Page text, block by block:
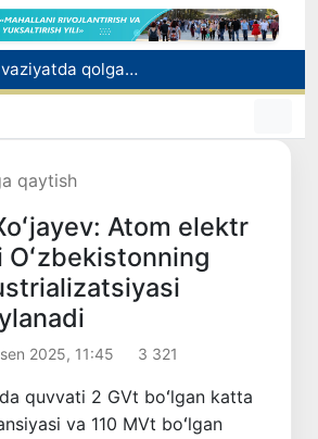
2030 yilgacha xavfli chiqindilarni qayta ishlash darajasi 20 foizga yetkaziladi
Oʻzbekiston ilk bor Xalqaro informatika olimpiadasi — IOI 2026ga mezbonlik qiladi
qaytish
Atom elektr
2025, 11:45 3 321
quvvati 2 GVt boʻlgan katta
va 110 MVt boʻlgan